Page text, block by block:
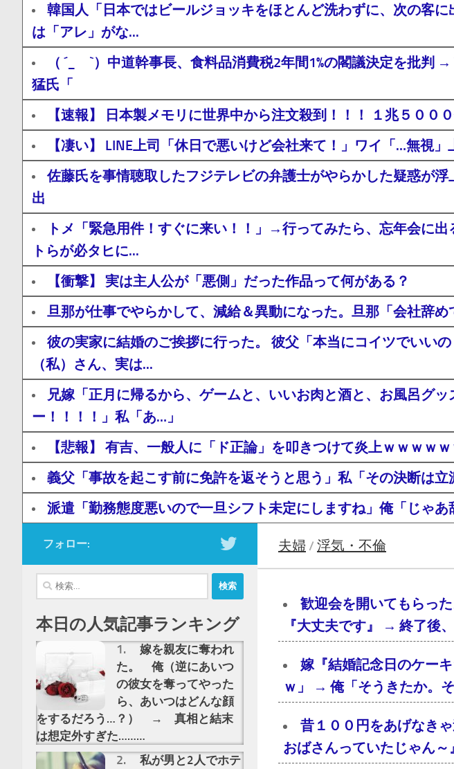
韓国人「日本ではビールジョッキをほとんど洗わずに、次の客
は「アレ」がな...
（ ´_ゝ`）中道幹事長、食料品消費税2年間1%の閣議決定を批
猛氏「
【速報】 日本製メモリに世界中から注文殺到！！！ １兆５００
【凄い】 LINE上司「休日で悪いけど会社来て！」ワイ「…無視
佐藤氏を事情聴取したフジテレビの弁護士がやらかした疑惑が
出
トメ「緊急用件！すぐに来い！！」→行ってみたら、忘年会に
トらが必タヒに...
【衝撃】 実は主人公が「悪側」だった作品って何がある？
旦那が仕事でやらかして、減給＆異動になった。旦那「会社辞
彼の実家に結婚のご挨拶に行った。 彼父「本当にコイツでいい
（私）さん、実は...
兄嫁「正月に帰るから、ゲームと、いいお肉と酒と、お風呂グ
ー！！！！」私「あ…」
【悲報】 有吉、一般人に「ド正論」を叩きつけて炎上ｗｗｗｗ
義父「事故を起こす前に免許を返そうと思う」私「その決断は
派遣「勤務態度悪いので一旦シフト未定にしますね」俺「じゃ
夫婦 / 浮気・不倫
歓迎会を開いてもらっ
『大丈夫です』 → 終了後
嫁『結婚記念日のケー
ｗ」 → 俺「そうきたか
昔１００円をあげなき
おばさんっていたじゃん
フォロー:
検
索:
本日の人気記事ランキング
嫁を親友に奪われ
た。 俺（逆にあいつ
の彼女を奪ってやった
ら、あいつはどんな顔
をするだろう…？） → 真相と結末
は想定外すぎた………
私が男と2人でホテ